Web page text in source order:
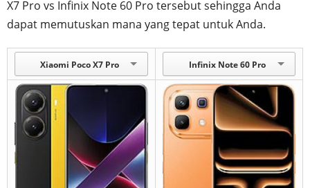
X7 Pro vs Infinix Note 60 Pro tersebut sehingga Anda
dapat memutuskan mana yang tepat untuk Anda.
Xiaomi Poco X7 Pro Infinix Note 60 Pro